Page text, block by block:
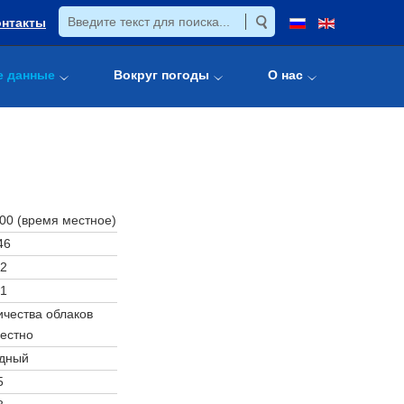
данные Вокруг погоды О нас
(время местное)
облаков